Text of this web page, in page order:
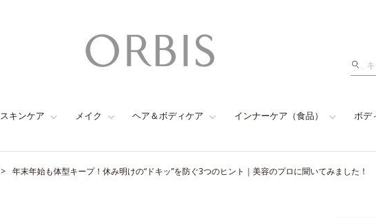
検
スキンケア メイク ヘア＆ボディケア インナーケア（食品） ボデ
年末年始も体型キープ！休み明けの“ドキッ”を防ぐ3つのヒント｜美容のプロに聞いてみました！